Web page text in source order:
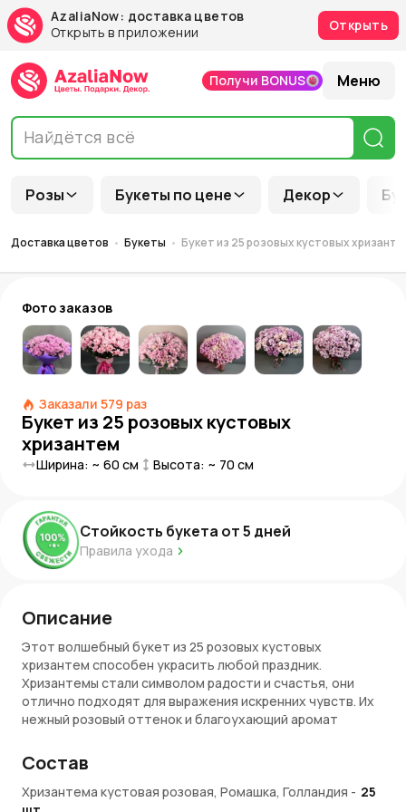
AzaliaNow: доставка цветов
Открыть в приложении
Открыть
Розы Букеты по цене Декор
Получи BONUS Меню
Доставка цветов Букеты Букет из 25 розовых кустовых
Фото заказов
Заказали 579 раз
Букет из 25 розовых кустовых
хризантем
Ширина: ~ 60 см Высота: ~ 70 см
Стойкость букета от5 дней
Правила ухода
Описание
Этот волшебный букет из 25 розовых кустовых
хризантем способен украсить любой праздник.
Хризантемы стали символом радости и счастья, они
отлично подходят для выражения искренних чувств. Их
нежный розовый оттенок и благоухающий аромат
Такой букет отлично будет смотреться как на свадьбе
или юбилее, так и в повседневной жизни, напоминая нам
о красоте окружающего мира.
Состав
Хризантема кустовая розовая, Ромашка, Голландия - 25